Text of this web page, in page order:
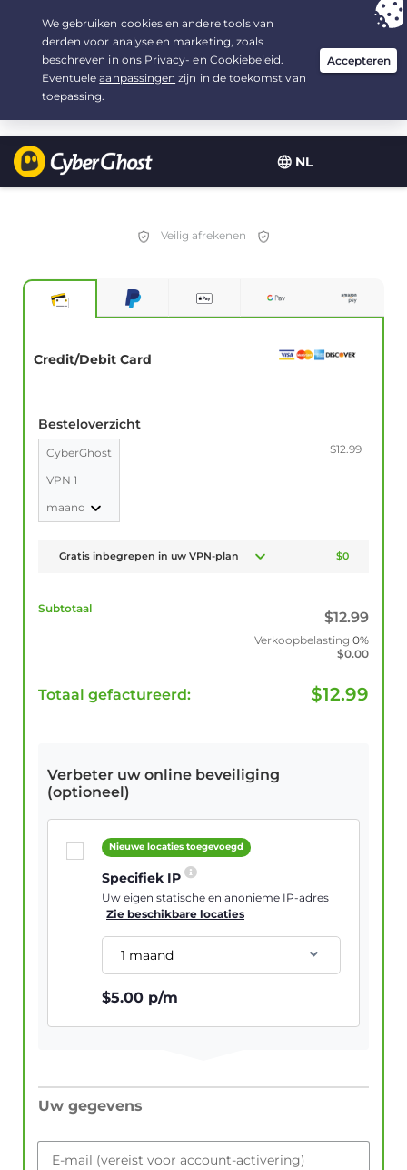
NL
Uw keuze:de beste aanbiedingvoor 2.1666666666667 jaar, voor $
2.19/maand
Veilig afrekenen
Credit/Debit Card
Besteloverzicht
CyberGhost
VPN 1
maand
$12.99
Gratis inbegrepen in uw VPN-plan $0
Subtotaal
$12.99
Verkoopbelasting 0%
$0.00
Totaal gefactureerd: $12.99
Verbeter uw online beveiliging
(optioneel)
Nieuwe locaties toegevoegd
Specifiek IP
Uw eigen statische en anonieme IP-adres
Zie beschikbare locaties
1 maand
$5.00 p/m
Uw gegevens
E-mail (vereist voor account-activering)